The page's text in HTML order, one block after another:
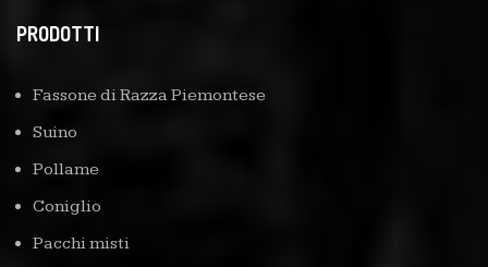
PRODOTTI
Fassone di Razza Piemontese
Suino
Pollame
Coniglio
Pacchi misti